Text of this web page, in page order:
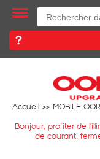
Accueil
MOBILE
Bonjour, profiter de
de courant,